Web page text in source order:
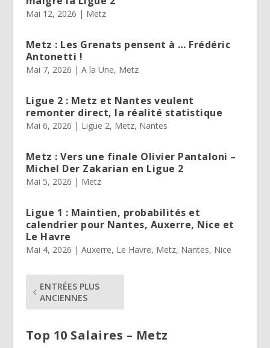
Mai 12, 2026 | Metz
Metz : Les Grenats pensent à … Frédéric
Antonetti !
Mai 7, 2026 | A la Une, Metz
Ligue 2 : Metz et Nantes veulent
remonter direct, la réalité statistique
Mai 6, 2026 | Ligue 2, Metz, Nantes
Metz : Vers une finale Olivier Pantaloni –
Michel Der Zakarian en Ligue 2
Mai 5, 2026 | Metz
Ligue 1 : Maintien, probabilités et
calendrier pour Nantes, Auxerre, Nice et
Le Havre
Mai 4, 2026 | Auxerre, Le Havre, Metz, Nantes, Nice
ENTRÉES PLUS
ANCIENNES
Top 10 Salaires – Metz